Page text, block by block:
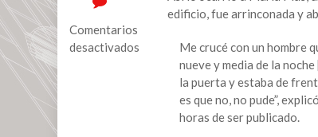
Comentarios
desactivados
edificio, fue arrinconada y
Me crucé con un hombre
nueve y media de la
la puerta y estaba de
es que no, no pude”,
horas de ser publicado.